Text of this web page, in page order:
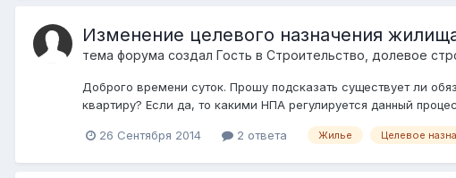
Изменение целевого назначения
тема форума создал Гость в Строительство, долевое
Доброго времени суток. Прошу подсказать существует ли
квартиру? Если да, то какими НПА регулируется данный
26 Сентября 2014 2 ответа Жилье Целевое